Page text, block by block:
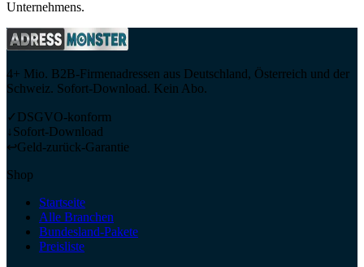
Unternehmens.
4+ Mio. B2B-Firmenadressen aus Deutschland, Österreich und der
Schweiz. Sofort-Download. Kein Abo.
✓ DSGVO-konform
↓Sofort-Download
↩Geld-zurück-Garantie
Shop
Startseite
Alle Branchen
Bundesland-Pakete
Preisliste